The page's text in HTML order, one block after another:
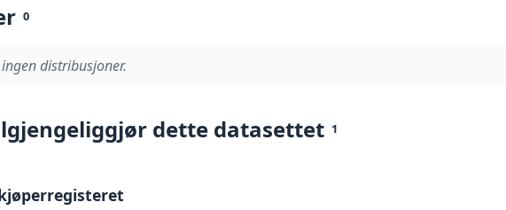
0
distribusjoner.
dette datasettet 1